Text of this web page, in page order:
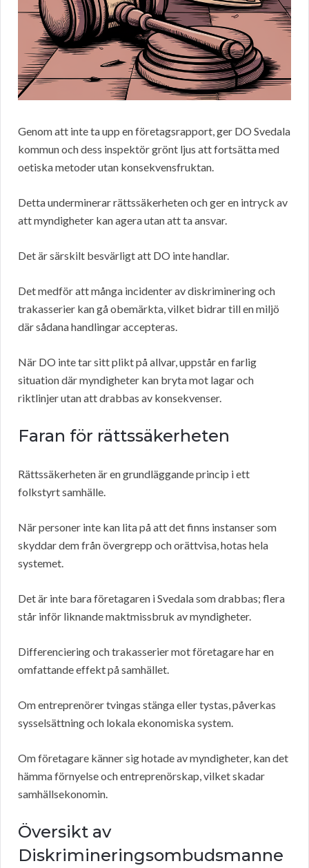
Genom att inte ta upp en företagsrapport, ger DO Svedala
kommun och dess inspektör grönt ljus att fortsätta med
oetiska metoder utan konsekvensfruktan.
Detta underminerar rättssäkerheten och ger en intryck av
att myndigheter kan agera utan att ta ansvar.
Det är särskilt besvärligt att DO inte handlar.
Det medför att många incidenter av diskriminering och
trakasserier kan gå obemärkta, vilket bidrar till en miljö
där sådana handlingar accepteras.
När DO inte tar sitt plikt på allvar, uppstår en farlig
situation där myndigheter kan bryta mot lagar och
riktlinjer utan att drabbas av konsekvenser.
Faran för rättssäkerheten
Rättssäkerheten är en grundläggande princip i ett
folkstyrt samhälle.
När personer inte kan lita på att det finns instanser som
skyddar dem från övergrepp och orättvisa, hotas hela
systemet.
Det är inte bara företagaren i Svedala som drabbas; flera
står inför liknande maktmissbruk av myndigheter.
Differenciering och trakasserier mot företagare har en
omfattande effekt på samhället.
Om entreprenörer tvingas stänga eller tystas, påverkas
sysselsättning och lokala ekonomiska system.
Om företagare känner sig hotade av myndigheter, kan det
hämma förnyelse och entreprenörskap, vilket skadar
samhällsekonomin.
Översikt av
Diskrimineringsombudsmanne